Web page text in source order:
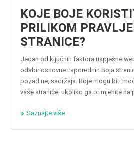
KOJE BOJE
PRILIKOM
STRANICE?
Jedan od ključnih faktora uspješne
odabir osnovne i sporednih boja
pozadine, sadržaja. Boje mogu biti
vaše stranice, ukoliko ga primjenite na
Saznajte više